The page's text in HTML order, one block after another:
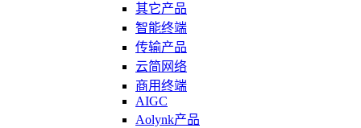
其它产品
智能终端
传输产品
云简网络
商用终端
AIGC
Aolynk产品